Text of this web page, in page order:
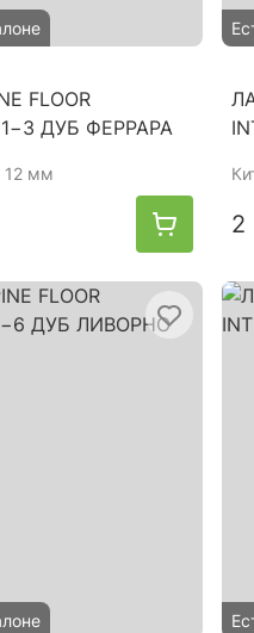
FLOOR
ДУБ ФЕРРАРА
12 мм
2